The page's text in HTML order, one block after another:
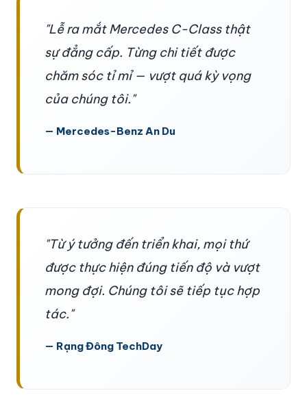
"Lễ ra mắt Mercedes C-Class thật
sự đẳng cấp. Từng chi tiết được
chăm sóc tỉ mỉ — vượt quá kỳ vọng
của chúng tôi."
— Mercedes-Benz An Du
"Từ ý tưởng đến triển khai, mọi thứ
được thực hiện đúng tiến độ và vượt
mong đợi. Chúng tôi sẽ tiếp tục hợp
tác."
— Rạng Đông TechDay